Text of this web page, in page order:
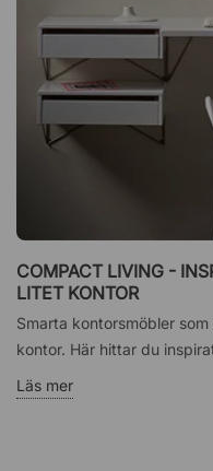
COMPACT LIVING -
LITET KONTOR
Smarta kontorsmöbler
kontor. Här hittar du
Läs mer